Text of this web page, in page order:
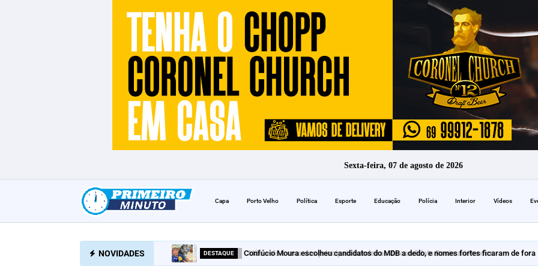
Sexta-feira, 07 de agosto de 2026
Capa Porto Velho Política Esporte Educação Polícia Interior Vídeos
NOVIDADES DESTAQUE Confúcio Moura escolheu candidatos do MDB a dedo, e nomes fortes ficaram de fora